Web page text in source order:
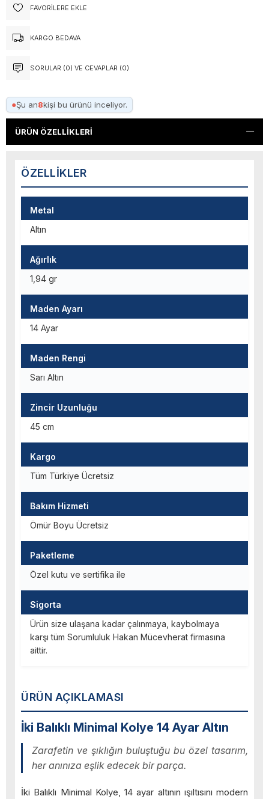
FAVORILERE EKLE
KARGO BEDAVA
SORULAR (0) VE CEVAPLAR (0)
●Şu an8kişi bu ürünü inceliyor.
ÜRÜN ÖZELLIKLERI
ÜRÜN AÇIKLAMASI
İki Balıklı Minimal Kolye 14 Ayar Altın
Zarafetin ve şıklığın buluştuğu bu özel tasarım,
her anınıza eşlik edecek bir parça.
İki Balıklı Minimal Kolye, 14 ayar altının ışıltısını modern
ÖZELLIKLER
Metal
Altın
Ağırlık
1,94 gr
Maden Ayarı
14 Ayar
Maden Rengi
Sarı Altın
Zincir Uzunluğu
45 cm
Kargo
Tüm Türkiye Ücretsiz
Bakım Hizmeti
Ömür Boyu Ücretsiz
Paketleme
Özel kutu ve sertifika ile
Sigorta
Ürün size ulaşana kadar çalınmaya, kaybolmaya
karşı tüm Sorumluluk Hakan Mücevherat firmasına
aittir.